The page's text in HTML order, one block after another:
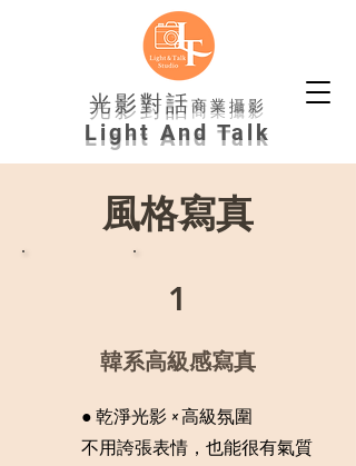
光影對話商業攝影
Light And Talk
風格寫真
1
韓系高級感寫真
● 乾淨光影 × 高級氛圍
不用誇張表情，也能很有氣質